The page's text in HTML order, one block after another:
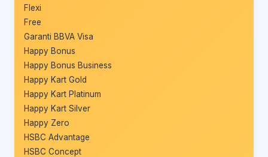
Flexi
Free
Garanti BBVA Visa
Happy Bonus
Happy Bonus Business
Happy Kart Gold
Happy Kart Platinum
Happy Kart Silver
Happy Zero
HSBC Advantage
HSBC Concept